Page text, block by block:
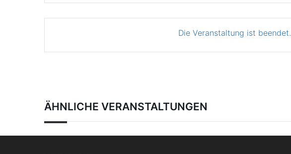
Die Veranstaltung ist beendet.
ÄHNLICHE VERANSTALTUNGEN